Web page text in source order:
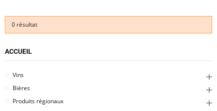
0 résultat
ACCUEIL
Vins
Bières
Produits régionaux